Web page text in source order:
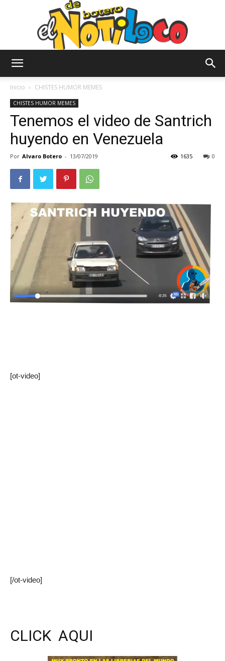
Notiloco
Botero
Inicio CHISTES HUMOR MEMES
CHISTES HUMOR MEMES
Tenemos el video de Santrich
huyendo en Venezuela
Por Alvaro Botero - 13/07/2019 0
1635
[ot-video]
[/ot-video]
CLICK AQUI